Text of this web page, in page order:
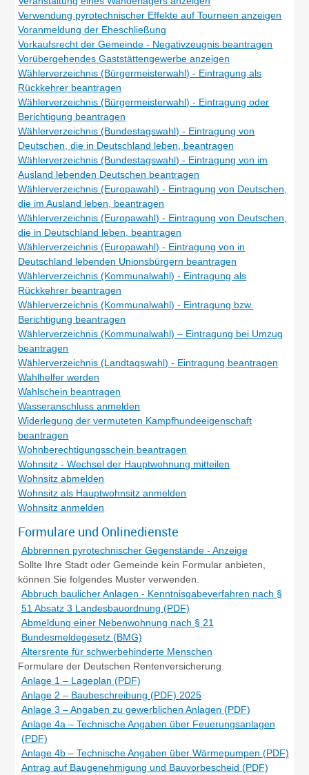
Verwendung pyrotechnischer Effekte auf Tourneen anzeigen
Voranmeldung der Eheschließung
Vorkaufsrecht der Gemeinde - Negativzeugnis beantragen
Vorübergehendes Gaststättengewerbe anzeigen
Wählerverzeichnis (Bürgermeisterwahl) - Eintragung als
Rückkehrer beantragen
Wählerverzeichnis (Bürgermeisterwahl) - Eintragung oder
Berichtigung beantragen
Wählerverzeichnis (Bundestagswahl) - Eintragung von
Deutschen, die in Deutschland leben, beantragen
Wählerverzeichnis (Bundestagswahl) - Eintragung von im
Ausland lebenden Deutschen beantragen
Wählerverzeichnis (Europawahl) - Eintragung von Deutschen,
die im Ausland leben, beantragen
Wählerverzeichnis (Europawahl) - Eintragung von Deutschen,
die in Deutschland leben, beantragen
Wählerverzeichnis (Europawahl) - Eintragung von in
Deutschland lebenden Unionsbürgern beantragen
Wählerverzeichnis (Kommunalwahl) - Eintragung als
Rückkehrer beantragen
Wählerverzeichnis (Kommunalwahl) - Eintragung bzw.
Berichtigung beantragen
Wählerverzeichnis (Kommunalwahl) – Eintragung bei Umzug
beantragen
Wählerverzeichnis (Landtagswahl) - Eintragung beantragen
Wahlhelfer werden
Wahlschein beantragen
Wasseranschluss anmelden
Widerlegung der vermuteten Kampfhundeeigenschaft
beantragen
Wohnberechtigungsschein beantragen
Wohnsitz - Wechsel der Hauptwohnung mitteilen
Wohnsitz abmelden
Wohnsitz als Hauptwohnsitz anmelden
Wohnsitz anmelden
Formulare und Onlinedienste
Abbrennen pyrotechnischer Gegenstände - Anzeige
Sollte Ihre Stadt oder Gemeinde kein Formular anbieten,
können Sie folgendes Muster verwenden.
Abbruch baulicher Anlagen - Kenntnisgabeverfahren nach §
51 Absatz 3 Landesbauordnung (PDF)
Abmeldung einer Nebenwohnung nach § 21
Bundesmeldegesetz (BMG)
Altersrente für schwerbehinderte Menschen
Formulare der Deutschen Rentenversicherung.
Anlage 1 – Lageplan (PDF)
Anlage 2 – Baubeschreibung (PDF) 2025
Anlage 3 – Angaben zu gewerblichen Anlagen (PDF)
Anlage 4a – Technische Angaben über Feuerungsanlagen
(PDF)
Anlage 4b – Technische Angaben über Wärmepumpen (PDF)
Antrag auf Baugenehmigung und Bauvorbescheid (PDF)